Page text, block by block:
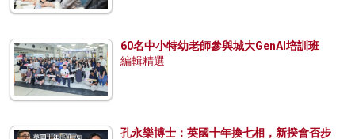
60名中小特幼老師參與城大GenAI培訓班
編輯精選
孔永樂博士：英國十年換七相，新揆會否步